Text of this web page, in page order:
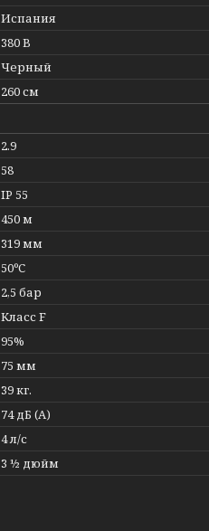
Испания
380 В
Черный
260 см
2.9
58
IP 55
450 м
319 мм
50ºС
2,5 бар
Класс F
95%
75 мм
39 кг.
74 дБ (А)
4 л/с
3 ½ дюйм